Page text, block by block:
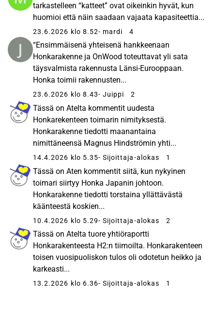
tarkastelleen “katteet” ovat oikeinkin hyvät, kun
huomioi että näin saadaan vajaata kapasiteettia...
23.6.2026 klo 8.52- mardi 4
“Ensimmäisenä yhteisenä hankkeenaan
Honkarakenne ja OnWood toteuttavat yli sata
täysvalmista rakennusta Länsi-Eurooppaan.
Honka toimii rakennusten...
23.6.2026 klo 8.43- Juippi 2
Tässä on Atelta kommentit uudesta
Honkarekenteen toimarin nimityksestä.
Honkarakenne tiedotti maanantaina
nimittäneensä Magnus Hindströmin yhti...
14.4.2026 klo 5.35- Sijoittaja-alokas 1
Tässä on Aten kommentit siitä, kun nykyinen
toimari siirtyy Honka Japanin johtoon.
Honkarakenne tiedotti torstaina yllättävästä
käänteestä koskien...
10.4.2026 klo 5.29- Sijoittaja-alokas 2
Tässä on Atelta tuore yhtiöraportti
Honkarakenteesta H2:n tiimoilta. Honkarakenteen
toisen vuosipuoliskon tulos oli odotetun heikko ja
karkeasti...
13.2.2026 klo 6.36- Sijoittaja-alokas 1